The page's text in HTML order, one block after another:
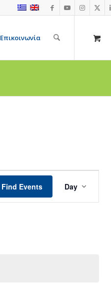
Επικοινωνία
Find Events
Views
Day